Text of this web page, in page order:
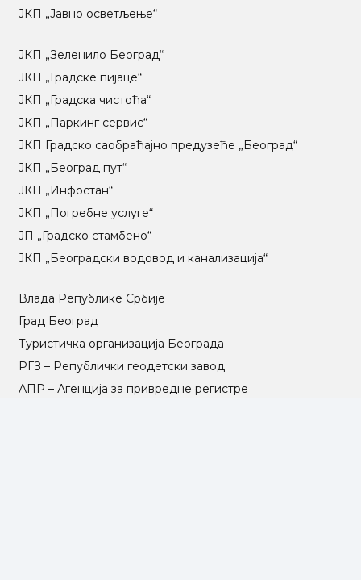
ЈКП „Јавно осветљење“
ЈКП „Зеленило Београд“
ЈКП „Градске пијаце“
ЈКП „Градска чистоћа“
ЈКП „Паркинг сервис“
ЈКП Градско саобраћајно предузеће „Београд“
ЈКП „Београд пут“
ЈКП „Инфостан“
ЈКП „Погребне услуге“
ЈП „Градско стамбено“
ЈКП „Београдски водовод и канализација“
Влада Републике Србије
Град Београд
Туристичка организација Београда
РГЗ – Републички геодетски завод
АПР – Агенција за привредне регистре